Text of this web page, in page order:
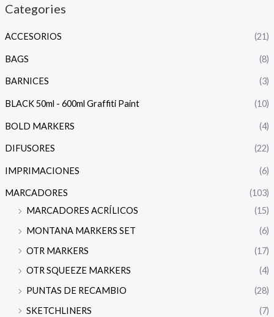
Categories
ACCESORIOS (21)
BAGS (8)
BARNICES (3)
BLACK 50ml - 600ml Graffiti Paint (10)
BOLD MARKERS (4)
DIFUSORES (22)
IMPRIMACIONES (6)
MARCADORES
(103)
MARCADORES ACRÍLICOS
(15)
MONTANA MARKERS SET
(6)
OTR MARKERS
(17)
OTR SQUEEZE MARKERS
(4)
PUNTAS DE RECAMBIO
(28)
SKETCHLINERS
(7)